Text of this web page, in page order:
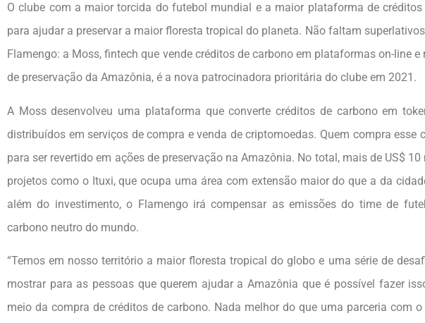
O clube com a maior torcida do futebol mundial e a maior plataforma de
para ajudar a preservar a maior floresta tropical do planeta. Não faltam
Flamengo: a Moss, fintech que vende créditos de carbono em plataformas on-line
de preservação da Amazônia, é a nova patrocinadora prioritária do clube em 2021.
A Moss desenvolveu uma plataforma que converte créditos de carbono em
distribuídos em serviços de compra e venda de criptomoedas. Quem compra esse
para ser revertido em ações de preservação na Amazônia. No total, mais de US$
projetos como o Ituxi, que ocupa uma área com extensão maior do que a da
além do investimento, o Flamengo irá compensar as emissões do time de
carbono neutro do mundo.
“Temos em nosso território a maior floresta tropical do globo e uma série de
mostrar para as pessoas que querem ajudar a Amazônia que é possível fazer
meio da compra de créditos de carbono. Nada melhor do que uma parceria com